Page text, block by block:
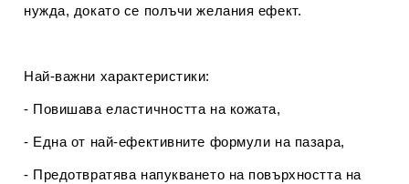
нужда, докато се полъчи желания ефект.
Най-важни характеристики:
- Повишава еластичността на кожата,
- Една от най-ефективните формули на пазара,
- Предотвратява напукването на повърхността на